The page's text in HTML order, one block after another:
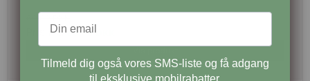
69,00 DKK
Pris fra 58,65 DKK
Tilmeld dig også vores SMS-liste og få adgang
til eksklusive mobilrabatter.